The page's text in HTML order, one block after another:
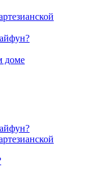
доме